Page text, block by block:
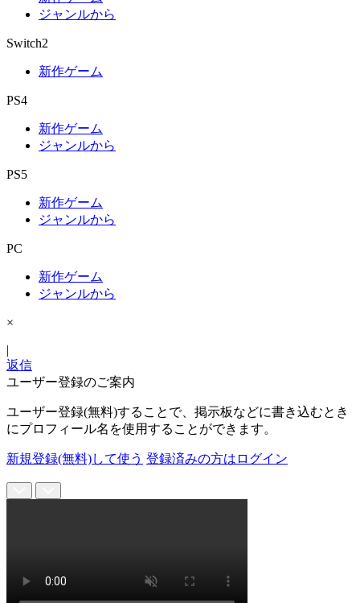
ジャンルから
Switch2
新作ゲーム
PS4
新作ゲーム
ジャンルから
PS5
新作ゲーム
ジャンルから
PC
新作ゲーム
ジャンルから
×
|
返信
ユーザー登録のご案内
ユーザー登録(無料)することで、掲示板などに書き込むとき
にプロフィール名を使用することができます。
新規登録(無料)して使う 登録済みの方はログイン